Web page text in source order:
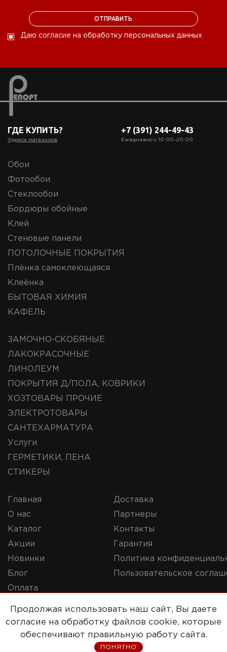
Даю согласие на обработку персональных данных
ГДЕ КУПИТЬ?
Адреса магазинов
+7 (391) 244-49-43
Ежедневно с 10:00‒20:00
Обои
Фотообои
Стеклообои
Бордюры обойные
Клей
Стеновые панели
ПОТОЛОЧНЫЕ ПОКРЫТИЯ
Плёнка самоклеющаяся
Клеёнка
БЫТОВАЯ ХИМИЯ
КАФЕЛЬ
ЗАМОЧНО-СКОБЯНЫЕ
ЛАКОКРАСОЧНЫЕ
ЛИНОЛЕУМ
ПОКРЫТИЯ Д/ПОЛА, КОВРИКИ
ХОЗТОВАРЫ ПРОЧИЕ
ЭЛЕКТРОТОВАРЫ
САНТЕХАРМАТУРА
Услуги
ГЕРМЕТИКИ, ПЕНА
СТИКЕРЫ
Главная
О нас
Каталог
Акции
Новинки
Блог
Оплата
Доставка
Партнеры
Контакты
Гарантия
Политика
Пользовательское
© 2019-2020 Репорт. Все права защищены
Продолжая использовать наш сайт, Вы даете
согласие на обработку файлов cookie, которые
обеспечивают правильную работу сайта.
ПОНЯТНО